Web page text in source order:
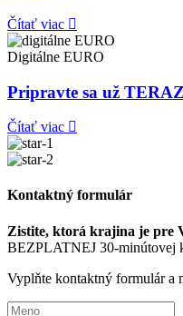
Čítať viac
Digitálne EURO
Pripravte sa už
Čítať viac
Kontaktný formulár
Zistite, ktorá krajina je pre
BEZPLATNEJ 30-minútovej
Vyplňte kontaktný formulár a